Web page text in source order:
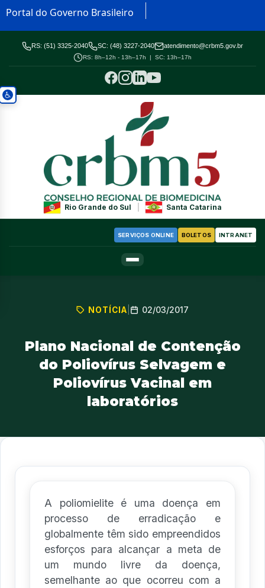
Portal do Governo Brasileiro
RS: (51) 3325-2040 SC: (48) 3227-2040 atendimento@crbm5.gov.br
RS: 8h–12h - 13h–17h | SC: 13h–17h
Rio Grande do Sul Santa Catarina
SERVIÇOS ONLINE BOLETOS INTRANET
NOTÍCIA 02/03/2017
Plano Nacional de Contenção
do Poliovírus Selvagem e
Poliovírus Vacinal em
laboratórios
A poliomielite é uma doença em
processo de erradicação e
globalmente têm sido empreendidos
esforços para alcançar a meta de
um mundo livre da doença,
semelhante ao que ocorreu com a